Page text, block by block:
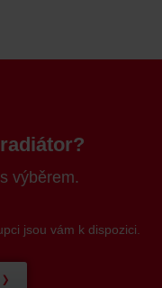
výběrem.
jsou vám k dispozici.